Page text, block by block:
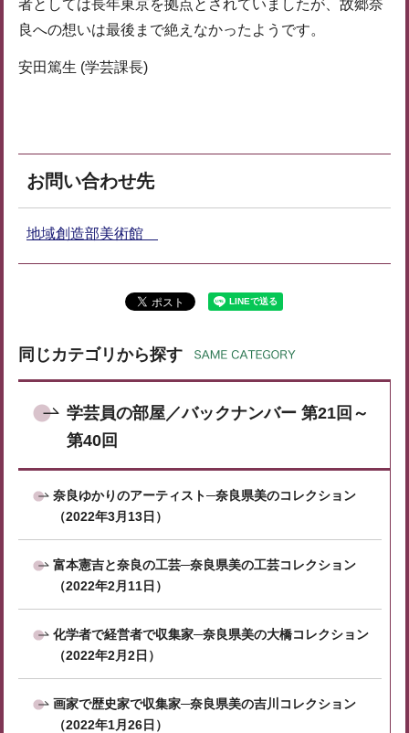
者としては長年東京を拠点とされていましたが、故郷奈
良への想いは最後まで絶えなかったようです。
安田篤生 (学芸課長)
お問い合わせ先
地域創造部美術館
同じカテゴリから探す
学芸員の部屋／バックナンバー 第21回～
第40回
奈良ゆかりのアーティスト─奈良県美のコレクション
（2022年3月13日）
富本憲吉と奈良の工芸─奈良県美の工芸コレクション
（2022年2月11日）
化学者で経営者で収集家─奈良県美の大橋コレクション
（2022年2月2日）
画家で歴史家で収集家─奈良県美の吉川コレクション
（2022年1月26日）